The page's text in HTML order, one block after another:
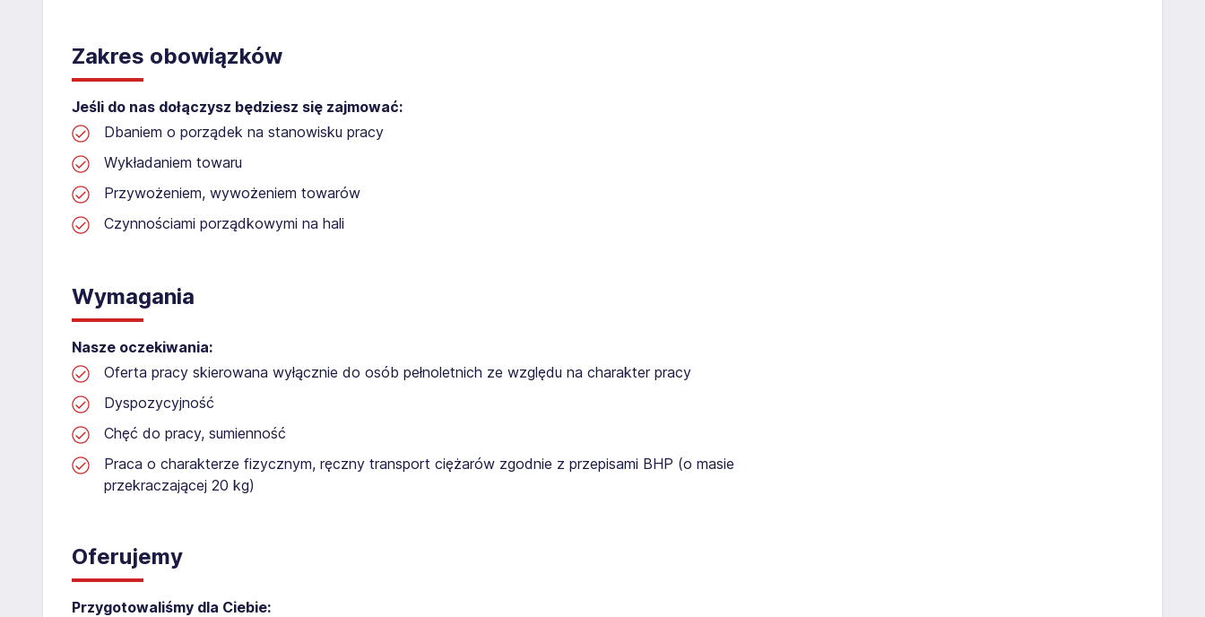
Zakres obowiązków
Jeśli do nas dołączysz będziesz się zajmować:
Dbaniem o porządek na stanowisku pracy
Wykładaniem towaru
Przywożeniem, wywożeniem towarów
Czynnościami porządkowymi na hali
Wymagania
Nasze oczekiwania:
Oferta pracy skierowana wyłącznie do osób pełnoletnich ze względu na charakter pracy
Dyspozycyjność
Chęć do pracy, sumienność
Praca o charakterze fizycznym, ręczny transport ciężarów zgodnie z przepisami BHP (o masie
przekraczającej 20 kg)
Oferujemy
Przygotowaliśmy dla Ciebie: